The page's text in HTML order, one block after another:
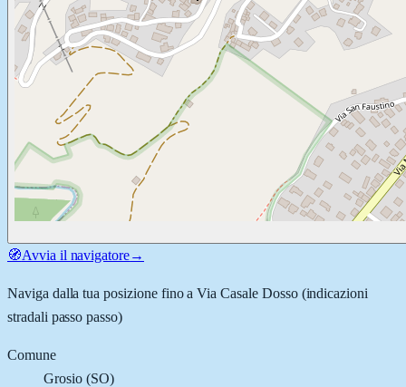
🧭Avvia il navigatore→
Naviga dalla tua posizione fino aVia Casale Dosso(indicazioni
stradali passo passo)
Comune
Grosio(SO)